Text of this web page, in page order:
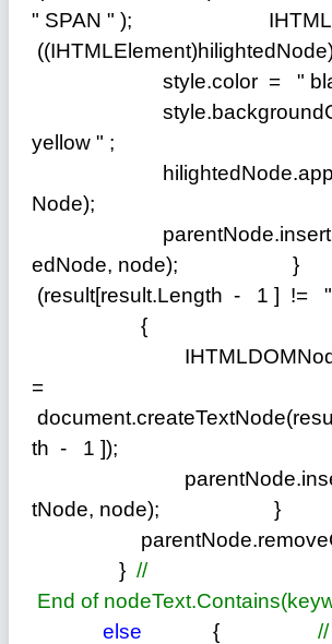
" SPAN " );
style.color = "
yellow " ;
Node);
edNode,
(result[result.Length - 1 ] !=
{
IHTMLDOMNode
=
th - 1 ]);
tNode, node); }
} //
End of
else
{ //